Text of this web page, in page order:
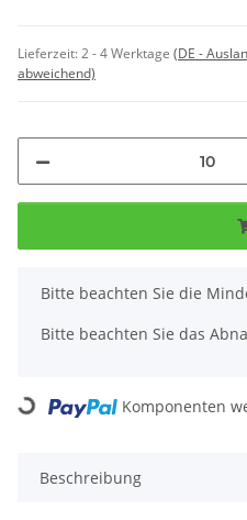
Lieferzeit:2 - 4 Werktage (DE -
abweichend)
x
Bitte beachten Sie die
Bitte beachten Sie das
Loading... Komponenten
Beschreibung